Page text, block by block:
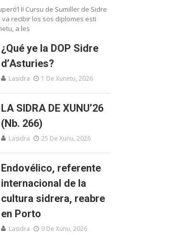
II Cursu de Sumiller de Sidre
va recibir los sos diplomes esti
a les
¿Qué ye la DOP Sidre
d’Asturies?
Lasidra 1 De Xunetu, 2026
LA SIDRA DE XUNU’26
(Nb. 266)
Lasidra 25 De Xunu, 2026
Endovélico, referente
internacional de la
cultura sidrera, reabre
en Porto
Lasidra 9 De Xunu, 2026